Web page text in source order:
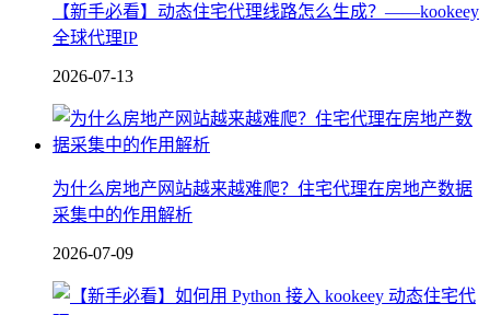
【新手必看】动态住宅代理线路怎么生成？——kookeey
全球代理IP
2026-07-13
为什么房地产网站越来越难爬？住宅代理在房地产数据
采集中的作用解析
2026-07-09